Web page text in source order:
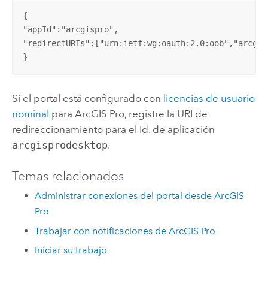
{
"appId":"arcgispro",
}
Si el portal está configurado con licencias de usuario
nominal para ArcGIS Pro, registre la URI de
redireccionamiento para el Id. de aplicación
arcgisprodesktop.
Temas relacionados
Administrar conexiones del portal desde ArcGIS
Pro
Trabajar con notificaciones de ArcGIS Pro
Iniciar su trabajo